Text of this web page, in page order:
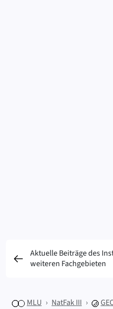
Aktuelle Beiträge des
weiteren Fachgebieten
MLU NatFak III